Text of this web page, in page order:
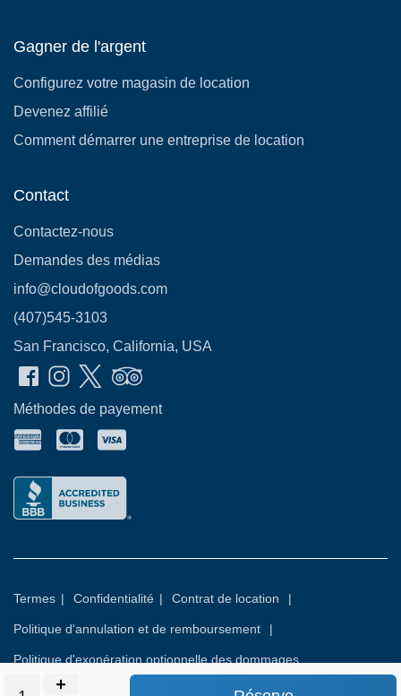
Gagner de l'argent
Configurez votre magasin de location
Devenez affilié
Comment démarrer une entreprise de location
Contact
Contactez-nous
Demandes des médias
info@cloudofgoods.com
(407)545-3103
San Francisco, California, USA
Méthodes de payement
Termes | Confidentialité | Contrat de location |
Politique d'annulation et de remboursement |
Politique d'exonération optionnelle des dommages